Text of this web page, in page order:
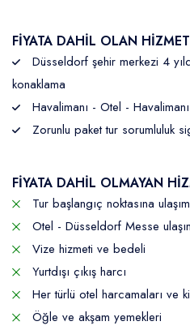
FİYATA DAHİL OLAN
Düsseldorf şehir merkezi 4
konaklama
Havalimanı - Otel -
Zorunlu paket tur sorumluluk
FİYATA DAHİL OLMAYAN
Tur başlangıç noktasına ulaşım
Otel - Düsseldorf Messe
Vize hizmeti ve bedeli
Yurtdışı çıkış harcı
Her türlü otel harcamaları ve
Öğle ve akşam yemekleri